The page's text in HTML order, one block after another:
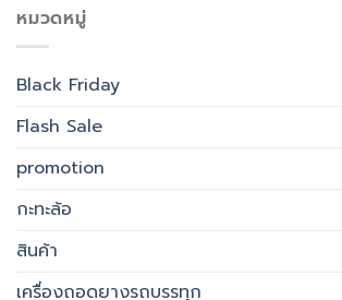
หมวดหมู่
Black Friday
Flash Sale
promotion
กะทะล้อ
สินค้า
เครื่องถอดยางรถบรรทุก